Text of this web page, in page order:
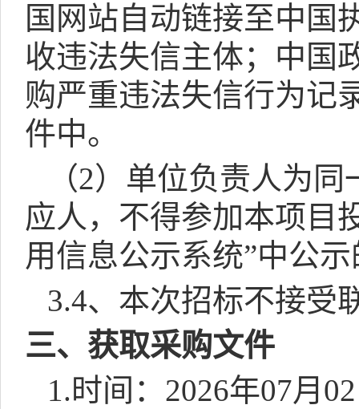
国网站自动链接至中国
收违法失信主体；中国
购严重违法失信行为记
件中。
（2）单位负责人为
应人，不得参加本项目
用信息公示系统”中公
3.4、本次招标不接受
三、获取采购文件
1.时间： 2026年07月 02